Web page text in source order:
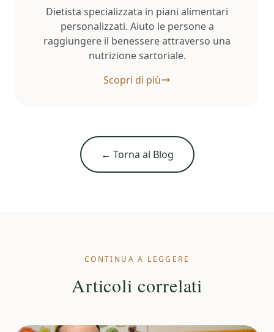
Dietista specializzata in piani alimentari
personalizzati. Aiuto le persone a
raggiungere il benessere attraverso una
nutrizione sartoriale.
Scopri di più
← Torna al Blog
CONTINUA A LEGGERE
Articoli correlati